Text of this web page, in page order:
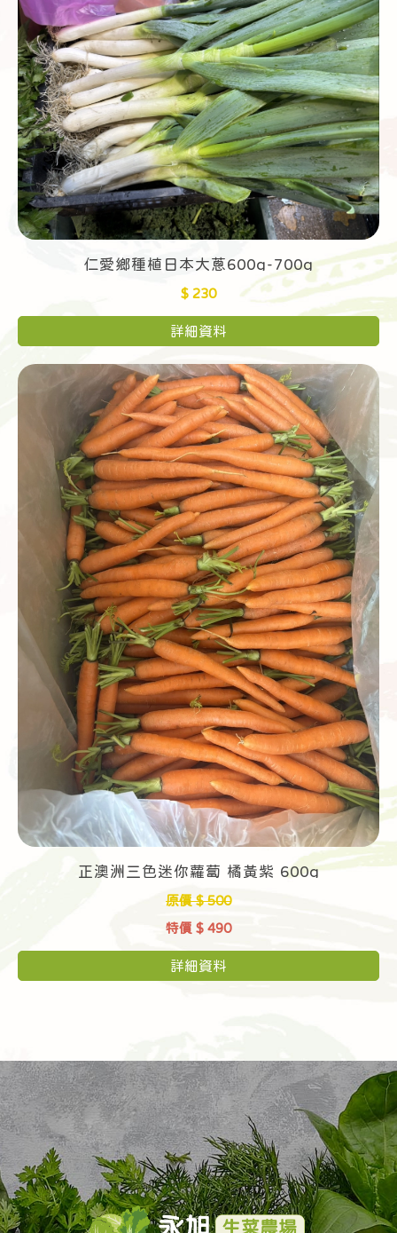
仁愛鄉種植日本大蔥600g-700g
$ 230
詳細資料
正澳洲三色迷你蘿蔔 橘黃紫 600g
原價 $ 500
特價 $ 490
詳細資料